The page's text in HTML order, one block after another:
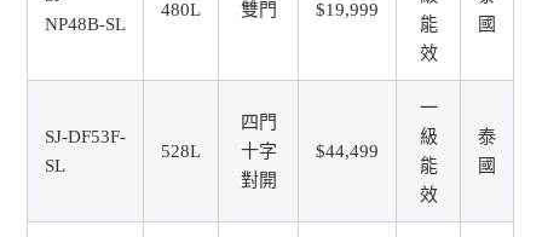
NP48B-SL
480L 雙門 $19,999
能
效
國
SJ-DF53F-
SL
528L
四門
十字
對開
$44,499
一
級
能
效
泰
國